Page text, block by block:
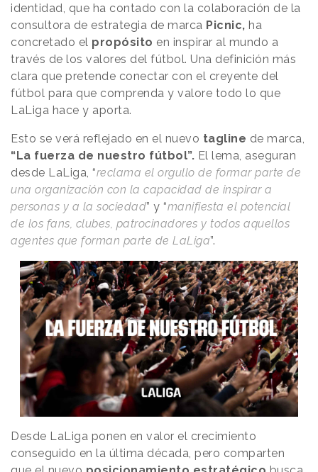
identidad, que ha contado con la colaboración de la
consultora de estrategia de marca Picnic, ha
concretado el propósito en inspirar al mundo a
través de los valores del fútbol. Una definición más
clara que pretende conectar con el creyente del
fútbol para que comprenda y valore todo lo que
LaLiga hace y aporta.
Esto se verá reflejado en el nuevo tagline de marca,
“La fuerza de nuestro fútbol”. El lema, aseguran
desde LaLiga, “reclama el orgullo de formar parte de
una organización con la capacidad de inspirar a
personas y a la sociedad” y “manifiesta el potencial
de los fans, clubes, patrocinadores y todos aquellos
agentes que forman parte de LaLiga”.
Desde LaLiga ponen en valor el crecimiento
conseguido en la última década, pero comparten